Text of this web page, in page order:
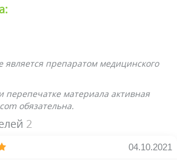
препаратом медицинского
перепечатке материала активная
обязательна.
2
04.10.2021